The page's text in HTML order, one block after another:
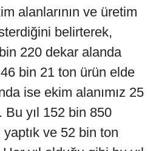
alanlarının ve üretim
belirterek,
220 dekar alanda
bin 21 ton ürün elde
ise ekim alanımız 25
Bu yıl 152 bin 850
ve 52 bin ton